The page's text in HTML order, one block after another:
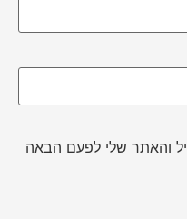
והאתר שלי לפעם הבאה